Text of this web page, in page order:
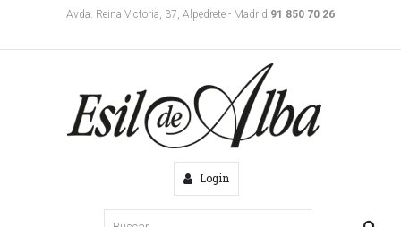
Avda. Reina Victoria, 37, Alpedrete - Madrid 91 850 70 26
Login